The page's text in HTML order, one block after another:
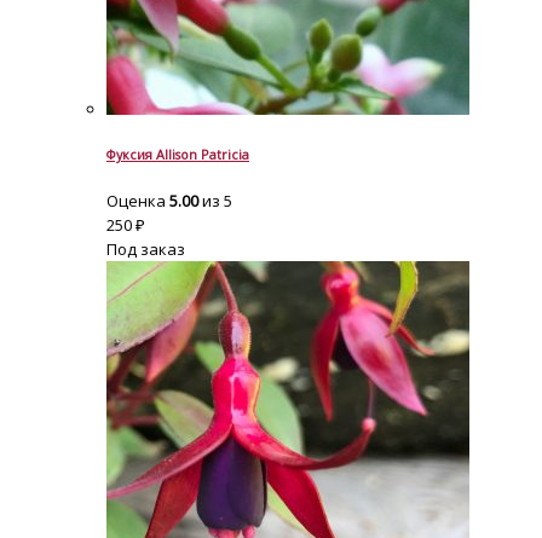
Фуксия Allison Patricia
Оценка 5.00из 5
250₽
Под заказ